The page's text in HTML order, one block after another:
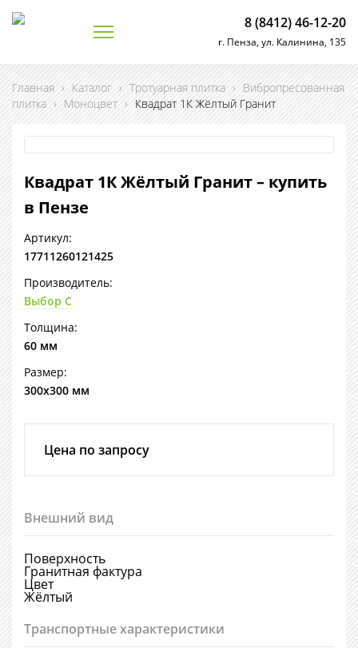
8 (8412) 46-12-20
г. Пенза, ул. Калинина, 135
Главная › Каталог › Тротуарная плитка › Вибропресованная
плитка › Моноцвет › Квадрат 1К Жёлтый Гранит
Квадрат 1К Жёлтый Гранит – купить
в Пензе
Артикул:
17711260121425
Производитель:
Выбор С
Толщина:
60 мм
Размер:
300х300 мм
Цена по запросу
Внешний вид
Поверхность
Гранитная фактура
Цвет
Жёлтый
Транспортные характеристики